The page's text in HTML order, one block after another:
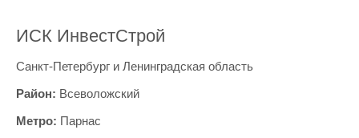
ИСК ИнвестСтрой
Санкт-Петербург и Ленинградская область
Район: Всеволожский
Метро: Парнас